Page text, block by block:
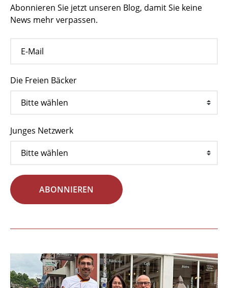
Abonnieren Sie jetzt unseren Blog, damit Sie keine
News mehr verpassen.
Die Freien Bäcker
Junges Netzwerk
ABONNIEREN